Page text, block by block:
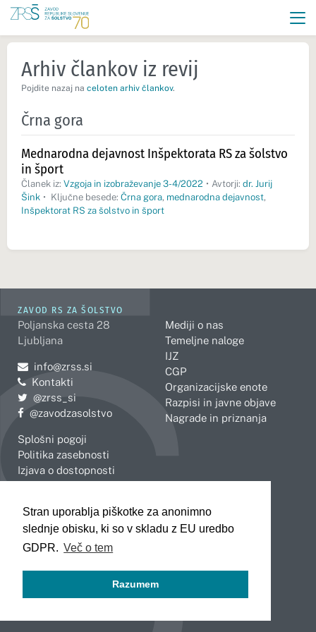
Stran uporablja piškotke za anonimno
slednje obisku, ki so v skladu z EU uredbo
GDPR. Več o tem
Razumem
Arhiv člankov iz revij
Pojdite nazaj na celoten arhiv člankov.
Črna gora
Mednarodna dejavnost Inšpektorata RS za šolstvo
in šport
Članek iz: Vzgoja in izobraževanje 3-4/2022 • Avtorji: dr. Jurij
Šink • Ključne besede: Črna gora, mednarodna dejavnost,
Inšpektorat RS za šolstvo in šport
ZAVOD RS ZA ŠOLSTVO
Poljanska cesta 28
Ljubljana
Pošljite e-mail na
info@zrss.si
Kontakti
Pojdite na Twitter:
@zrss_si
Pojdite na Facebook:
@zavodzasolstvo
Splošni pogoji
Politika zasebnosti
Izjava o dostopnosti
Mediji o nas
Temeljne naloge
IJZ
CGP
Organizacijske enote
Razpisi in javne objave
Nagrade in priznanja
Celje
Koper
Kranj
Novo mesto
Slovenj Gradec